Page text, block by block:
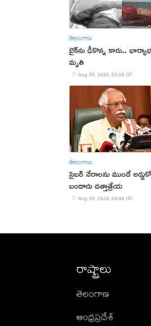
తెలంగాణ
బైక్‌ను ఢీకొన్న కారు..
మృతి
Aug 09, 2026, 05:08 IST
తెలంగాణ
సైబర్ నేరాలను ముందే
బండారు దత్తాత్రేయ
Aug 09, 2026, 04:08 IST
రాష్ట్రాలు
తెలంగాణ
ఆంధ్రప్రదేశ్